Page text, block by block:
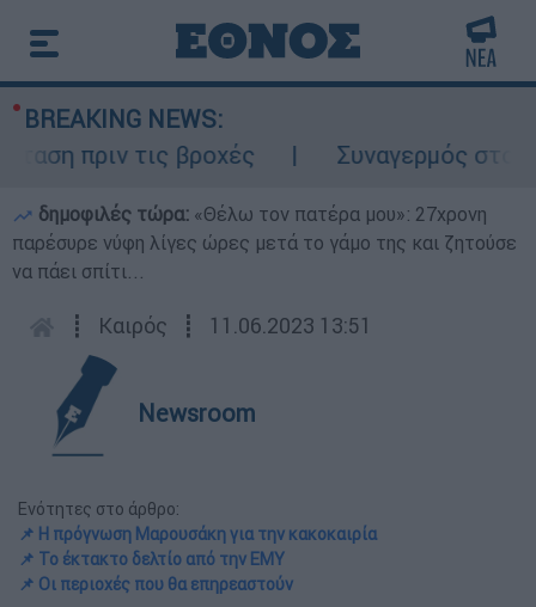
BREAKING NEWS:
πριν τις βροχές
Συναγερμός στον
δημοφιλές τώρα: «Θέλω τον πατέρα μου»: 27χρονη
παρέσυρε νύφη λίγες ώρες μετά το γάμο της και ζητούσε
να πάει σπίτι...
┋ Καιρός ┋ 11.06.2023 13:51
Newsroom
Ενότητες στο άρθρο:
📌 Η πρόγνωση Μαρουσάκη για την κακοκαιρία
📌 Το έκτακτο δελτίο από την ΕΜΥ
📌 Οι περιοχές που θα επηρεαστούν